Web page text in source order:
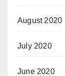
August 2020
July 2020
June 2020